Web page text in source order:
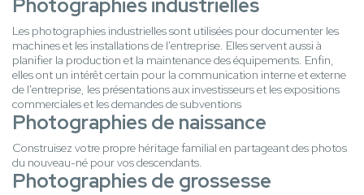
Photographies industrielles
Les photographies industrielles sont utilisées pour documenter les
machines et les installations de l'entreprise. Elles servent aussi à
planifier la production et la maintenance des équipements. Enfin,
elles ont un intérêt certain pour la communication interne et externe
de l'entreprise, les présentations aux investisseurs et les expositions
commerciales et les demandes de subventions
Photographies de naissance
Construisez votre propre héritage familial en partageant des photos
du nouveau-né pour vos descendants.
Photographies de grossesse